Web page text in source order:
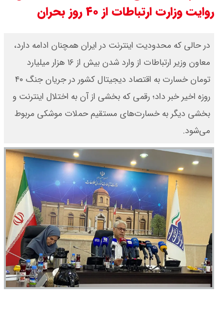
مرداد ۱۴۰۵ / قیمت اطلس چند؟ +
قیمت محصولات ایران خودرو امروز
شنبه ۱۷ مرداد ۱۴۰۵ / قیمت دنا چند ؟
+ جدول
ثبت نام سایپا از امروز ۱۷ مرداد ۱۴۰۵
پرداخت ۵۰۰ میلیون تومان + لینک
روایت وزارت ارتباطات از ۴۰ روز بحران
در حالی که محدودیت اینترنت در ایران همچنان ادامه دارد،
معاون وزیر ارتباطات از وارد شدن بیش از ۱۶ هزار میلیارد
تومان خسارت به اقتصاد دیجیتال کشور در جریان جنگ ۴۰
روزه اخیر خبر داد؛ رقمی که بخشی از آن به اختلال اینترنت و
بخشی دیگر به خسارت‌های مستقیم حملات موشکی مربوط
می‌شود.